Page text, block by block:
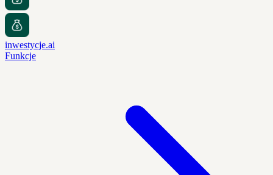
inwestycje.ai
Funkcje